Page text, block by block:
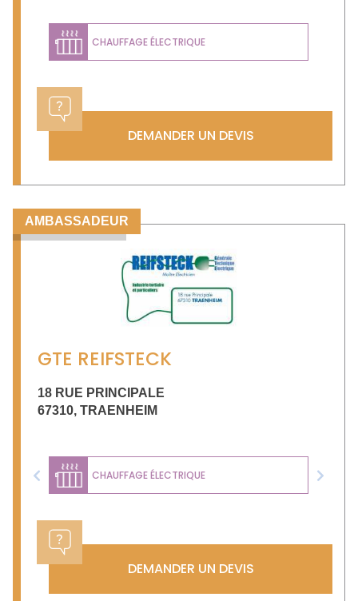
CHAUFFAGE ÉLECTRIQUE
DEMANDER UN DEVIS
AMBASSADEUR
GTE REIFSTECK
18 RUE PRINCIPALE
67310, TRAENHEIM
CHAUFFAGE ÉLECTRIQUE
Previous Next
DEMANDER UN DEVIS